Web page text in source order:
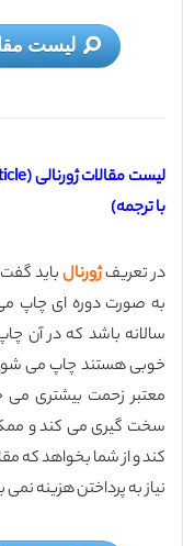
لیست
با ترجمه)
در تعریفژورنالباید
به صورت دوره ای چاپ
سالانه باشد که در آن
خوبی هستند چاپ می
معتبر زحمت بیشتری می
سخت گیری می کند و ممکن
کند و از شما بخواهد که
نیاز به پرداختن هزینه نمی